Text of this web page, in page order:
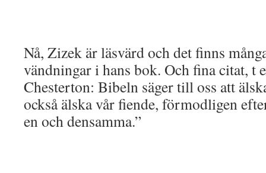
Nå, Zizek är läsvärd och det finns
vändningar i hans bok. Och fina citat, t
Chesterton: Bibeln säger till oss att
också älska vår fiende, förmodligen
en och densamma.”